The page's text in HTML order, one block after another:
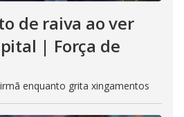
de raiva ao ver
| Força de
enquanto grita xingamentos